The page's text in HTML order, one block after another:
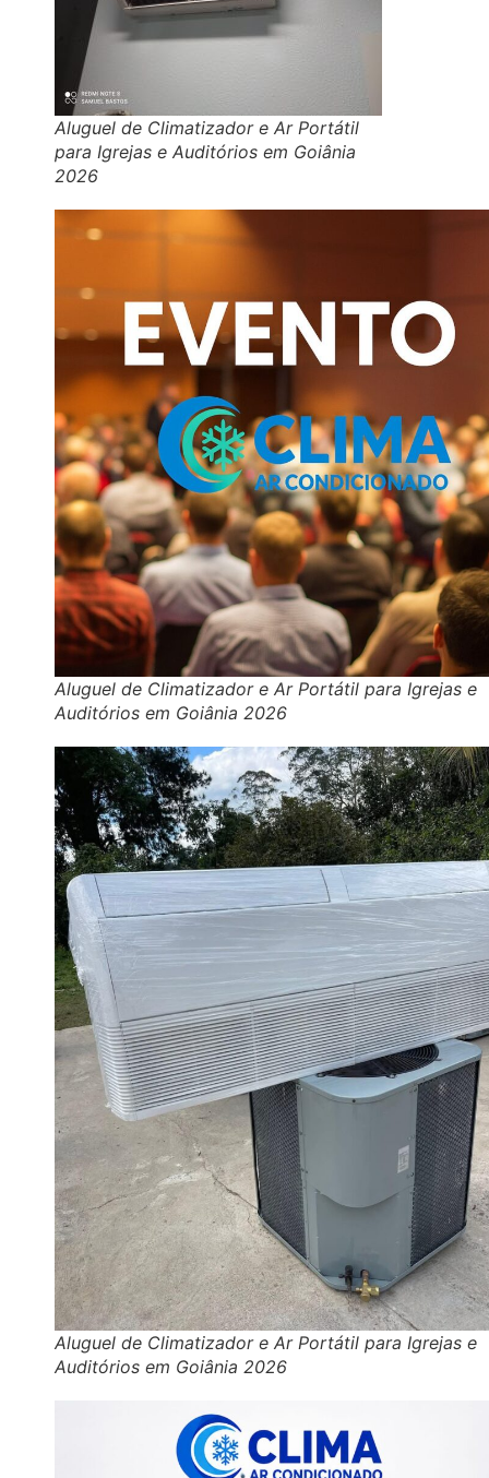
Aluguel de Climatizador e Ar Portátil
para Igrejas e Auditórios em Goiânia
2026
Aluguel de Climatizador e Ar Portátil para Igrejas e
Auditórios em Goiânia 2026
Aluguel de Climatizador e Ar Portátil para Igrejas e
Auditórios em Goiânia 2026